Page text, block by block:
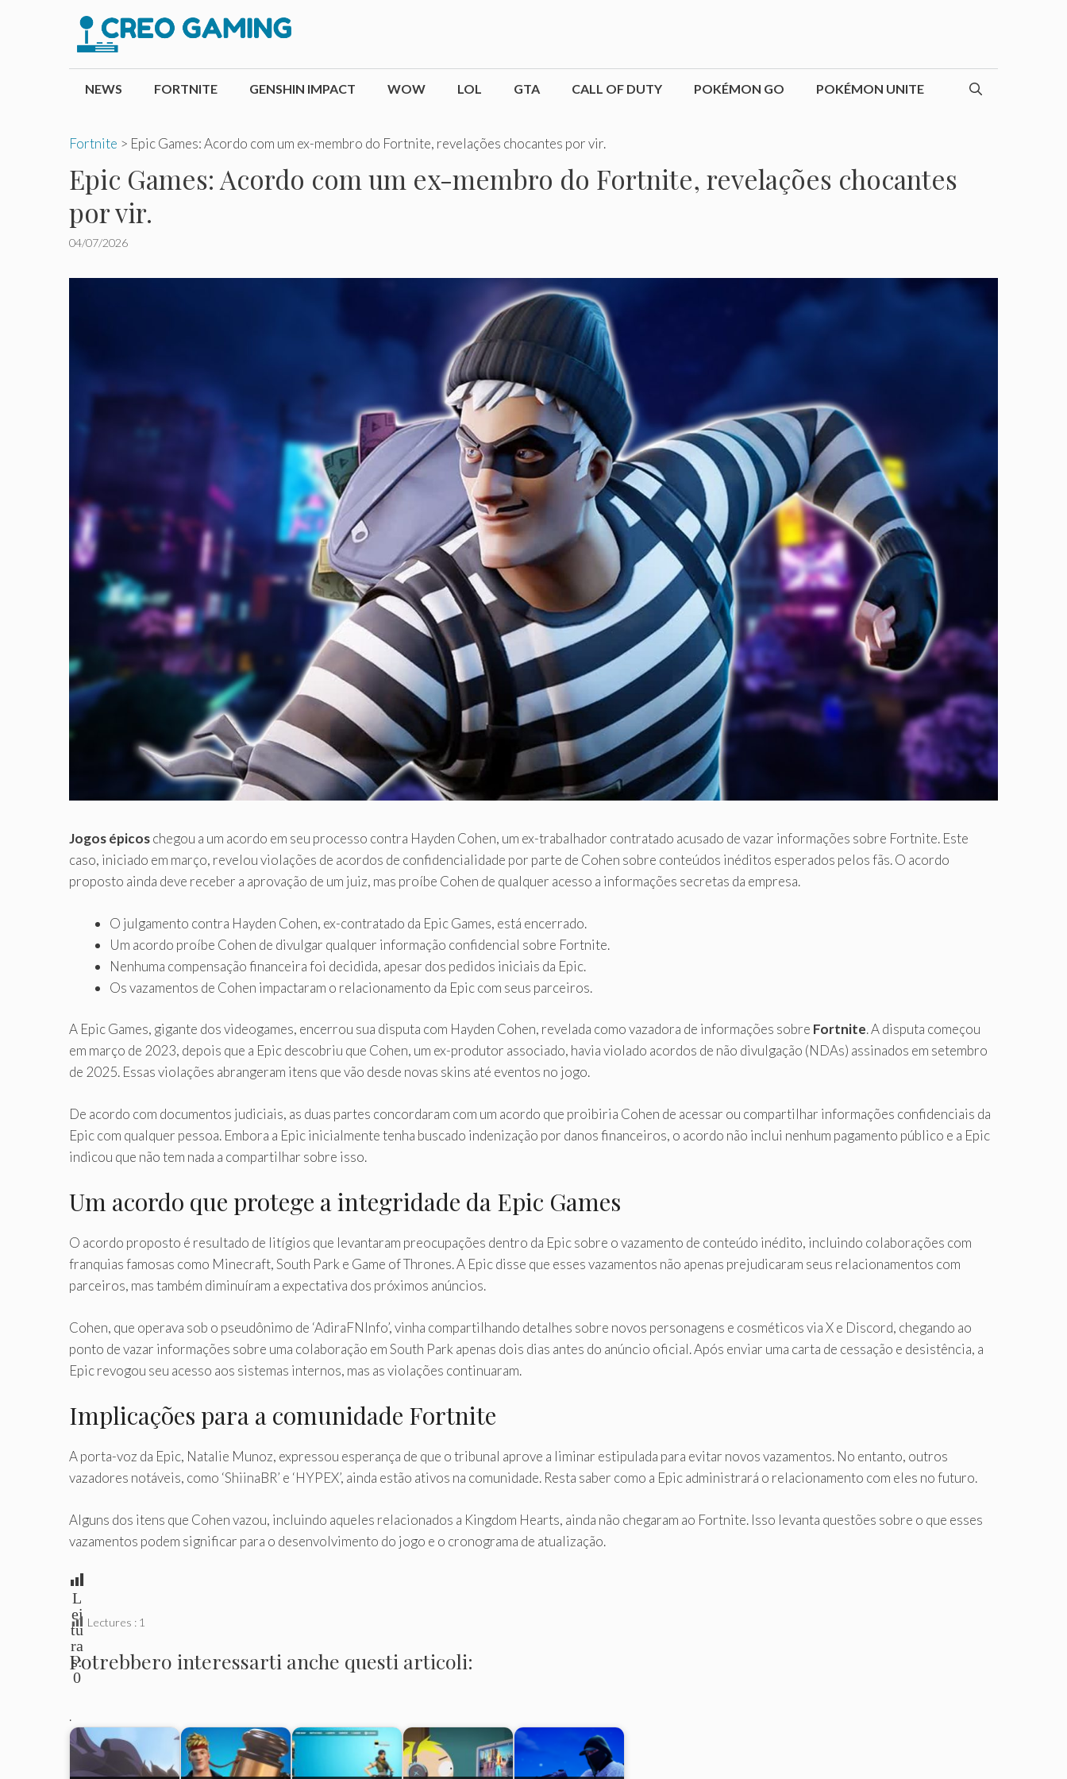
conteúdo
NEWS FORTNITE GENSHIN IMPACT WOW LOL GTA CALL OF DUTY POKÉMON GO POKÉMON UNITE
Fortnite > Epic Games: Acordo com um ex-membro do Fortnite, revelações chocantes por vir.
Epic Games: Acordo com um ex-membro do Fortnite, revelações chocantes
por vir.
04/07/2026
Jogos épicoschegou a um acordo em seu processo contra Hayden Cohen, um ex-trabalhador contratado acusado de vazar informações sobre Fortnite. Este
caso, iniciado em março, revelou violações de acordos de confidencialidade por parte de Cohen sobre conteúdos inéditos esperados pelos fãs. O acordo
proposto ainda deve receber a aprovação de um juiz, mas proíbe Cohen de qualquer acesso a informações secretas da empresa.
O julgamento contra Hayden Cohen, ex-contratado da Epic Games, está encerrado.
Um acordo proíbe Cohen de divulgar qualquer informação confidencial sobre Fortnite.
Nenhuma compensação financeira foi decidida, apesar dos pedidos iniciais da Epic.
Os vazamentos de Cohen impactaram o relacionamento da Epic com seus parceiros.
A Epic Games, gigante dos videogames, encerrou sua disputa com Hayden Cohen, revelada como vazadora de informações sobre Fortnite. A disputa começou
em março de 2023, depois que a Epic descobriu que Cohen, um ex-produtor associado, havia violado acordos de não divulgação (NDAs) assinados em setembro
de 2025. Essas violações abrangeram itens que vão desde novas skins até eventos no jogo.
De acordo com documentos judiciais, as duas partes concordaram com um acordo que proibiria Cohen de acessar ou compartilhar informações confidenciais da
Epic com qualquer pessoa. Embora a Epic inicialmente tenha buscado indenização por danos financeiros, o acordo não inclui nenhum pagamento público e a Epic
indicou que não tem nada a compartilhar sobre isso.
Um acordo que protege a integridade da Epic Games
O acordo proposto é resultado de litígios que levantaram preocupações dentro da Epic sobre o vazamento de conteúdo inédito, incluindo colaborações com
franquias famosas como Minecraft, South Park e Game of Thrones. A Epic disse que esses vazamentos não apenas prejudicaram seus relacionamentos com
parceiros, mas também diminuíram a expectativa dos próximos anúncios.
Cohen, que operava sob o pseudônimo de ‘AdiraFNInfo’, vinha compartilhando detalhes sobre novos personagens e cosméticos via X e Discord, chegando ao
ponto de vazar informações sobre uma colaboração em South Park apenas dois dias antes do anúncio oficial. Após enviar uma carta de cessação e desistência, a
Epic revogou seu acesso aos sistemas internos, mas as violações continuaram.
Implicações para a comunidade Fortnite
A porta-voz da Epic, Natalie Munoz, expressou esperança de que o tribunal aprove a liminar estipulada para evitar novos vazamentos. No entanto, outros
vazadores notáveis, como ‘ShiinaBR’ e ‘HYPEX’, ainda estão ativos na comunidade. Resta saber como a Epic administrará o relacionamento com eles no futuro.
Alguns dos itens que Cohen vazou, incluindo aqueles relacionados a Kingdom Hearts, ainda não chegaram ao Fortnite. Isso levanta questões sobre o que esses
vazamentos podem significar para o desenvolvimento do jogo e o cronograma de atualização.
L
ei
tu
ra
s:
0
Lectures : 1
Potrebbero interessarti anche questi articoli:
.